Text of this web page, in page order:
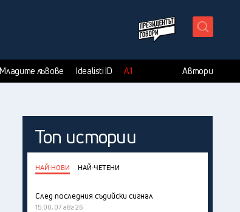
Младите лъвове Idealisti ID А1 Автори
Топ истории
НАЙ-НОВИ НАЙ-ЧЕТЕНИ
След последния съдийски сигнал
15:00, 07 авг 26